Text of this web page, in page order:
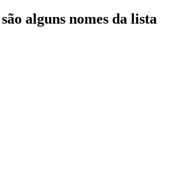
alguns nomes da lista